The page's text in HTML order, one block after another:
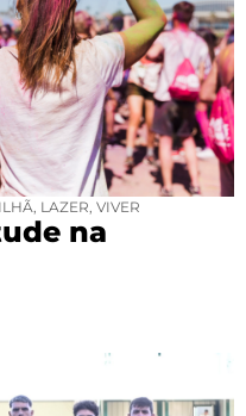
, LAZER, VIVER
na